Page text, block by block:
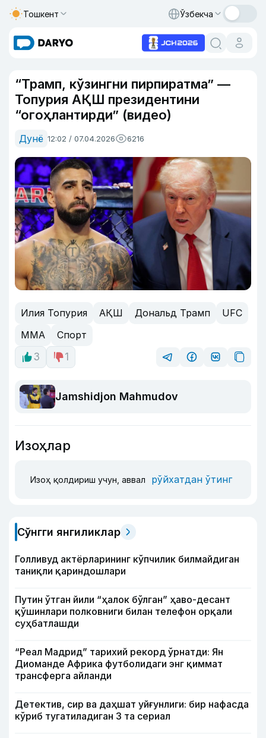
Тошкент Ўзбекча
“Трамп, кўзингни пирпиратма” —
Топурия АҚШ президентини
“огоҳлантирди” (видео)
Дунё 12:02 / 07.04.2026 6216
Илия Топурия АҚШ Дональд Трамп
UFC
MMA
Спорт
3
1
Jamshidjon Mahmudov
Изоҳлар
Изоҳ қолдириш учун, аввал рўйхатдан ўтинг
Сўнгги янгиликлар
Голливуд актёрларининг кўпчилик билмайдиган
таниқли қариндошлари
Путин ўтган йили “ҳалок бўлган” ҳаво-десант
қўшинлари полковниги билан телефон орқали
суҳбатлашди
“Реал Мадрид” тарихий рекорд ўрнатди: Ян
Диоманде Африка футболидаги энг қиммат
трансферга айланди
Детектив, сир ва даҳшат уйғунлиги: бир нафасда
кўриб тугатиладиган 3 та сериал